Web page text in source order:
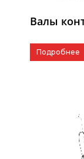
Валы
Подробнее